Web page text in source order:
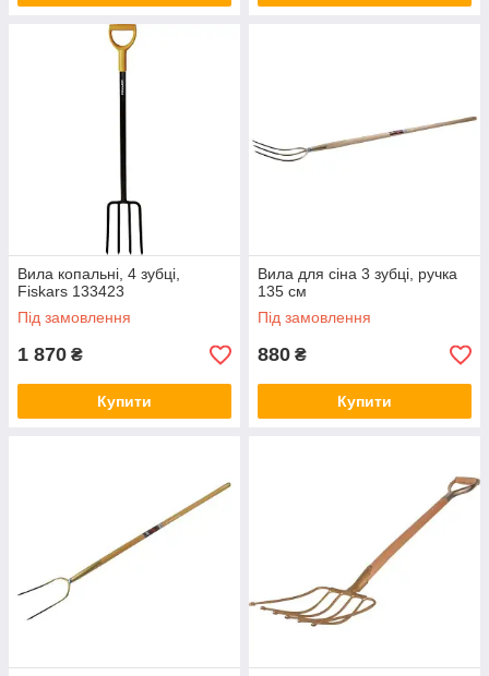
Вила копальні, 4 зубці,
Fiskars 133423
Під замовлення
1 870 ₴
Купити
Вила для сіна 3 зубці, ручка
135 см
Під замовлення
880 ₴
Купити